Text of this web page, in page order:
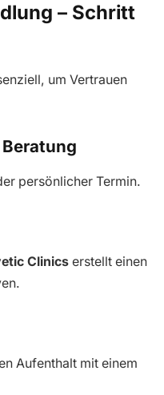
– Schritt
um Vertrauen
persönlicher Termin.
Clinics erstellt einen
Aufenthalt mit einem